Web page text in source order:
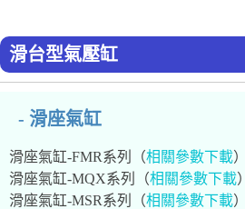
滑台型氣壓缸
- 滑座氣缸
滑座氣缸-FMR系列（相關參數下載）
滑座氣缸-MQX系列（相關參數下載）
滑座氣缸-MSR系列（相關參數下載）